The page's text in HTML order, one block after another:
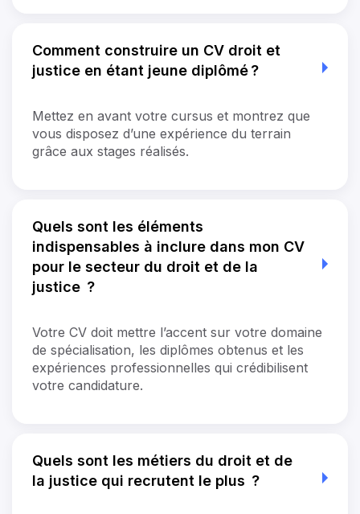
Comment construire un CV droit et
justice en étant jeune diplômé ?
Mettez en avant votre cursus et montrez que
vous disposez d’une expérience du terrain
grâce aux stages réalisés.
Quels sont les éléments
indispensables à inclure dans mon CV
pour le secteur du droit et de la
justice ?
Votre CV doit mettre l’accent sur votre domaine
de spécialisation, les diplômes obtenus et les
expériences professionnelles qui crédibilisent
votre candidature.
Quels sont les métiers du droit et de
la justice qui recrutent le plus ?